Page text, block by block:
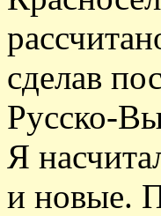
сделав
Русско-
Я
и новые.